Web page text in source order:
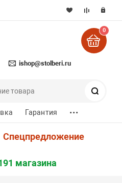
ishop@stolberi.ru
0
Гарантия ...
Спецпредложение
магазина